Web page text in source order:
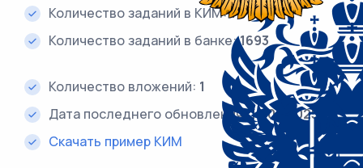
Количество заданий в КИМ:17
Количество заданий в банке:1693
Количество вложений: 1
Дата последнего обновления:14.08.2025
Скачать пример КИМ